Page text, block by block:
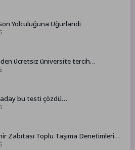
Yolculuğuna Uğurlandı
ücretsiz üniversite tercih
aday bu testi çözdü…
Zabıtası Toplu Taşıma Denetimlerini